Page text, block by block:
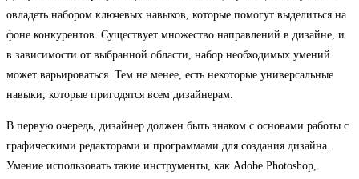
овладеть набором ключевых навыков, которые помогут выделиться на
фоне конкурентов. Существует множество направлений в дизайне, и
в зависимости от выбранной области, набор необходимых умений
может варьироваться. Тем не менее, есть некоторые универсальные
навыки, которые пригодятся всем дизайнерам.
В первую очередь, дизайнер должен быть знаком с основами работы с
графическими редакторами и программами для создания дизайна.
Умение использовать такие инструменты, как Adobe Photoshop,